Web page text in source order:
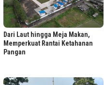
Dari Laut hingga Meja Makan,
Memperkuat Rantai Ketahanan
Pangan